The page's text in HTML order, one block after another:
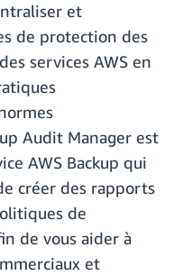
et
de protection des
services AWS en
Audit Manager est
AWS Backup qui
créer des rapports
de
de vous aider à
et